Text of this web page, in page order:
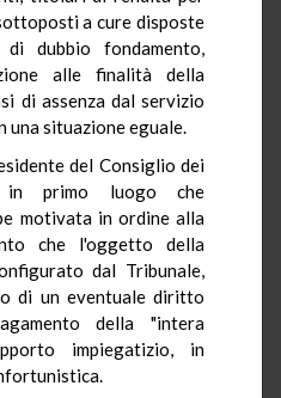
a cure disposte
di dubbio fondamento,
alle finalità della
di assenza dal servizio
una situazione eguale.
del Consiglio dei
in primo luogo che
motivata in ordine alla
che l'oggetto della
dal Tribunale,
di un eventuale diritto
della "intera
impiegatizio, in